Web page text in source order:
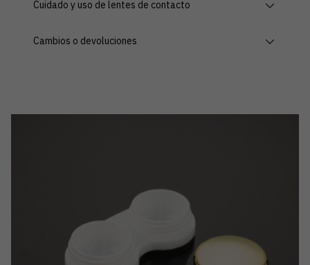
Cuidado y uso de lentes de contacto
Cambios o devoluciones